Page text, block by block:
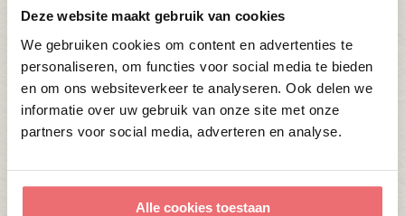
Deze website maakt gebruik van cookies
We gebruiken cookies om content en advertenties te
personaliseren, om functies voor social media te bieden
en om ons websiteverkeer te analyseren. Ook delen we
informatie over uw gebruik van onze site met onze
partners voor social media, adverteren en analyse.
Alle cookies toestaan
hoeken van het land komen.